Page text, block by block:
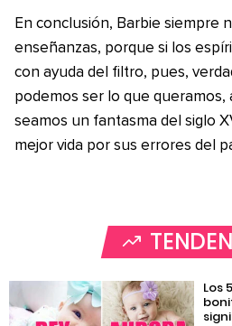
En conclusión, Barbie siempre
enseñanzas, porque si los
con ayuda del filtro, pues,
podemos ser lo que
seamos un fantasma del siglo
mejor vida por sus errores del
Los